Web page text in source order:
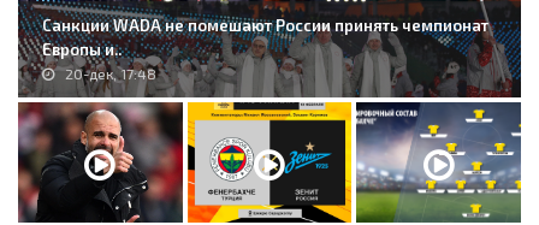
Санкции WADA не помешают России принять чемпионат
Европы и..
20-дек, 17:48